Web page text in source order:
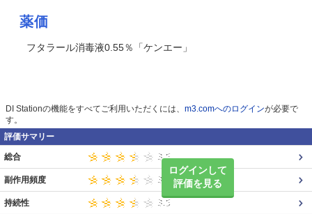
薬価
フタラール消毒液0.55％「ケンエー」
DI Stationの機能をすべてご利用いただくには、 m3.comへのログインが必要で
す。
評価サマリー
ログインして
評価を見る
総合
副作用頻度
持続性